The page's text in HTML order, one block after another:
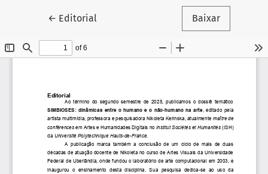
← Voltar aos Detalhes do Artigo
Editorial Baixar